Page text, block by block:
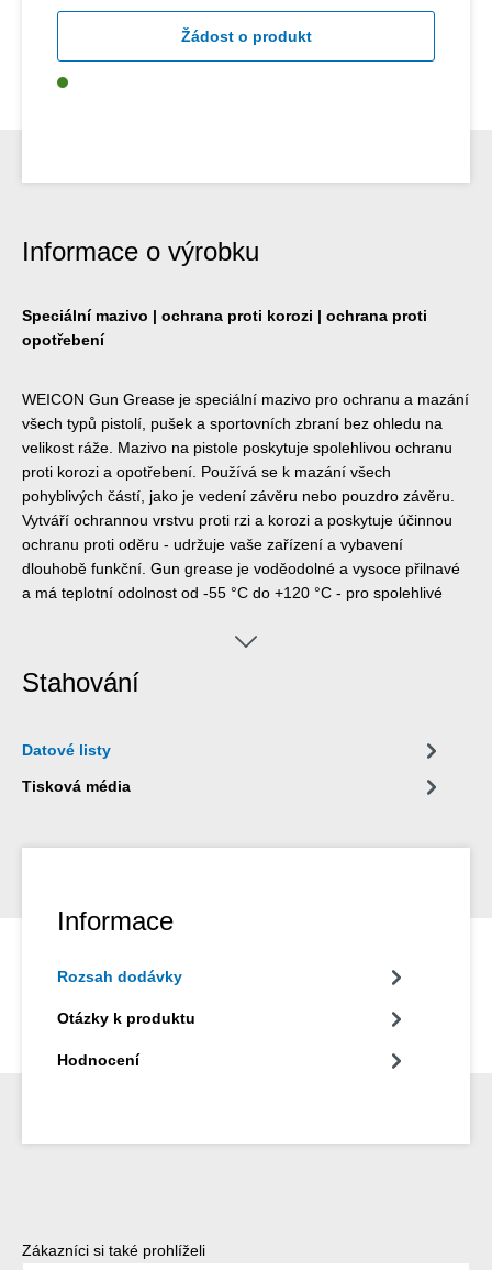
Žádost o produkt
Informace o výrobku
Speciální mazivo | ochrana proti korozi | ochrana proti
opotřebení
WEICON Gun Grease je speciální mazivo pro ochranu a mazání
všech typů pistolí, pušek a sportovních zbraní bez ohledu na
velikost ráže. Mazivo na pistole poskytuje spolehlivou ochranu
proti korozi a opotřebení. Používá se k mazání všech
pohyblivých částí, jako je vedení závěru nebo pouzdro závěru.
Vytváří ochrannou vrstvu proti rzi a korozi a poskytuje účinnou
ochranu proti oděru - udržuje vaše zařízení a vybavení
dlouhobě funkční. Gun grease je voděodolné a vysoce přilnavé
a má teplotní odolnost od -55 °C do +120 °C - pro spolehlivé
Stahování
Datové listy
Tisková média
Informace
Rozsah dodávky
Otázky k produktu
Hodnocení
Přeskočit galerii produktů
Zákazníci si také prohlíželi